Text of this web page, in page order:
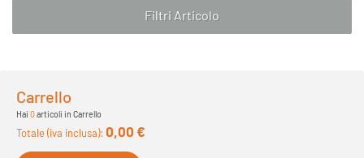
Filtri Articolo
Carrello
Hai 0articoli in Carrello
Totale (iva inclusa): 0,00 €